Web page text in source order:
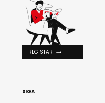
REGISTAR
SIGA